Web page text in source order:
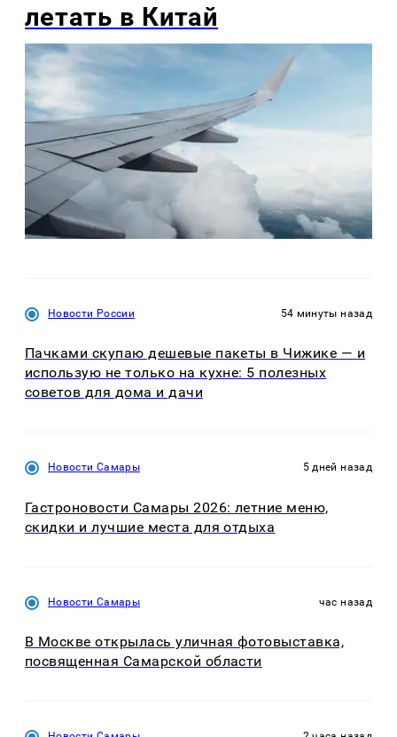
летать в Китай
Новости России 54 минуты назад
Пачками скупаю дешевые пакеты в Чижике — и
использую не только на кухне: 5 полезных
советов для дома и дачи
Новости Самары 5 дней назад
Гастроновости Самары 2026: летние меню,
скидки и лучшие места для отдыха
Новости Самары час назад
В Москве открылась уличная фотовыставка,
посвященная Самарской области